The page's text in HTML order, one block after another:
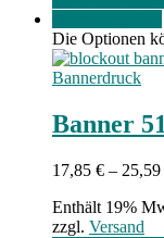
Die Optionen
Bannerdruck
Banner
17,85 € – 25,59
Enthält 19%
zzgl. Versand